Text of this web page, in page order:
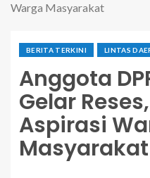
Warga Masyarakat
BERITA TERKINI LINTAS
Anggota
Gelar
Aspirasi
Masyarakat